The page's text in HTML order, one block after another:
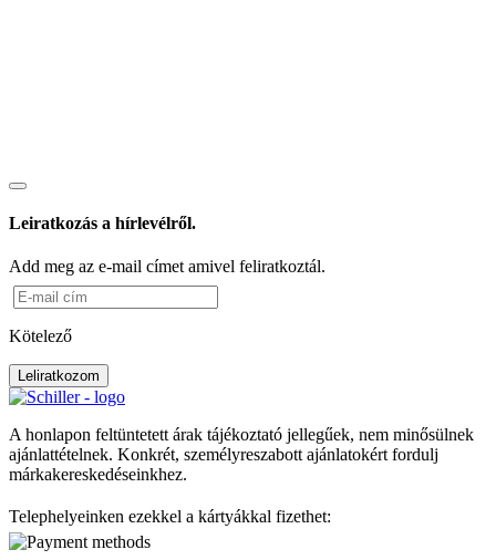
Leiratkozás a hírlevélről.
Add meg az e-mail címet amivel feliratkoztál.
Kötelező
Leliratkozom
A honlapon feltüntetett árak tájékoztató jellegűek, nem minősülnek
ajánlattételnek. Konkrét, személyreszabott ajánlatokért fordulj
márkakereskedéseinkhez.
Telephelyeinken ezekkel a kártyákkal fizethet: